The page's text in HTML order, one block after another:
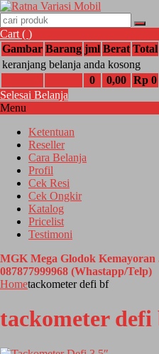
Cart ( )
Gambar Barang jml Berat Total
keranjang belanja anda kosong
0
0,00 Rp 0
Selesai Belanja
Menu
Ketentuan
Reseller
Cara Belanja
Profil
Cek Resi
Cek Ongkir
Katalog
Pricelist
Testimoni
MGK Mega Glodok
087877999968 (Whastapp/Telp)
Hometackometer defi bf
tackometer defi